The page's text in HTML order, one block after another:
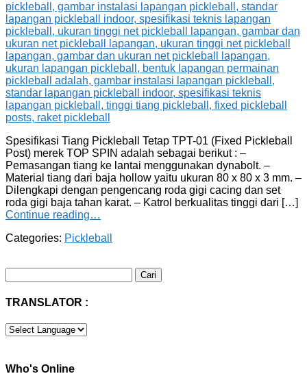
Spesifikasi Tiang Pickleball Tetap TPT-01 (Fixed Pickleball
Post) merek TOP SPIN adalah sebagai berikut : –
Pemasangan tiang ke lantai menggunakan dynabolt. –
Material tiang dari baja hollow yaitu ukuran 80 x 80 x 3 mm. –
Dilengkapi dengan pengencang roda gigi cacing dan set
roda gigi baja tahan karat. – Katrol berkualitas tinggi dari […]
Continue reading…
Categories: Pickleball
untuk:
TRANSLATOR :
Who's Online